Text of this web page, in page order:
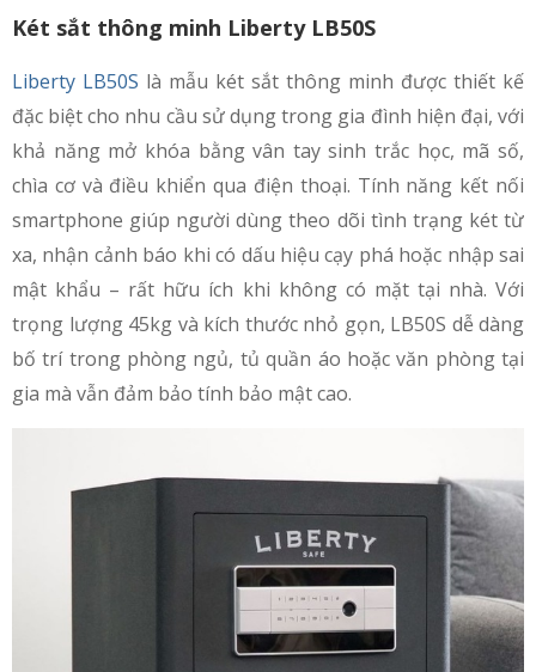
Két sắt thông minh Liberty LB50S
Liberty LB50S là mẫu két sắt thông minh được thiết kế
đặc biệt cho nhu cầu sử dụng trong gia đình hiện đại, với
khả năng mở khóa bằng vân tay sinh trắc học, mã số,
chìa cơ và điều khiển qua điện thoại. Tính năng kết nối
smartphone giúp người dùng theo dõi tình trạng két từ
xa, nhận cảnh báo khi có dấu hiệu cạy phá hoặc nhập sai
mật khẩu – rất hữu ích khi không có mặt tại nhà. Với
trọng lượng 45kg và kích thước nhỏ gọn, LB50S dễ dàng
bố trí trong phòng ngủ, tủ quần áo hoặc văn phòng tại
gia mà vẫn đảm bảo tính bảo mật cao.